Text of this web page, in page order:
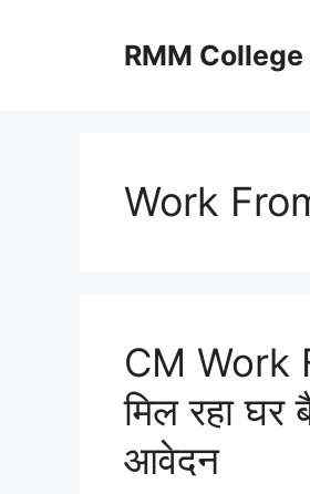
RMM
Work
CM Work
मिल रहा
आवेदन